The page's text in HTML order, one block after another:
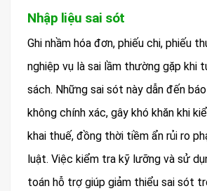
Nhập liệu sai sót
Ghi nhầm hóa đơn, phiếu chi, phiếu
nghiệp vụ là sai lầm thường gặp khi
sách. Những sai sót này dẫn đến
không chính xác, gây khó khăn khi
khai thuế, đồng thời tiềm ẩn rủi ro
luật. Việc kiểm tra kỹ lưỡng và sử
toán hỗ trợ giúp giảm thiểu sai sót